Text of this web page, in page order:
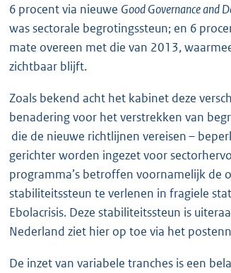
6 procent via nieuwe Good Governance and
was sectorale begrotingssteun; en 6
mate overeen met die van 2013,
zichtbaar blijft.
Zoals bekend acht het kabinet deze
benadering voor het verstrekken van
die de nieuwe richtlijnen vereisen –
gerichter worden ingezet voor
programma’s betroffen voornamelijk de
stabiliteitssteun te verlenen in fragiele
Ebolacrisis. Deze stabiliteitssteun is
Nederland ziet hier op toe via het
De inzet van variabele tranches is een